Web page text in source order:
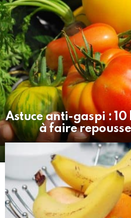
Astuce anti-gaspi : 10
à faire